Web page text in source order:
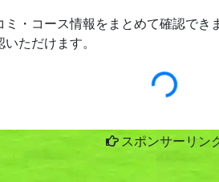
・コース情報をまとめて確認で
ただけます。
スポンサーリン